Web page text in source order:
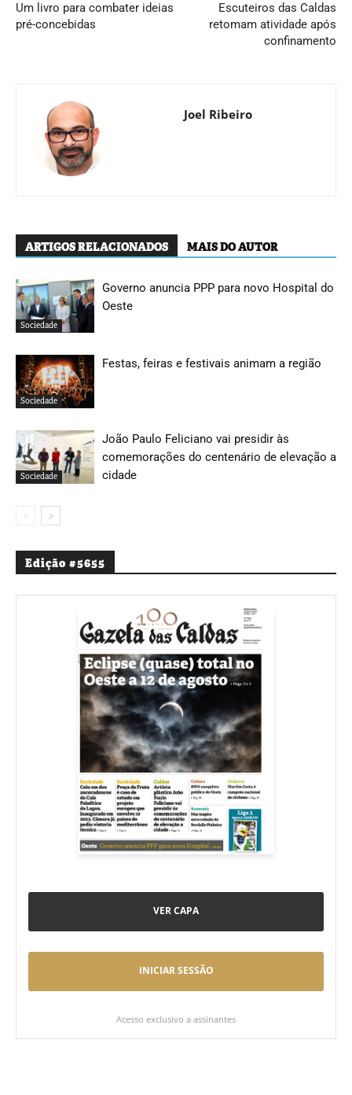
Um livro para combater ideias
pré-concebidas
Escuteiros das Caldas
retomam atividade após
confinamento
Joel Ribeiro
ARTIGOS RELACIONADOS MAIS DO AUTOR
Sociedade
Governo anuncia PPP para novo Hospital do
Oeste
Sociedade
Festas, feiras e festivais animam a região
Sociedade
João Paulo Feliciano vai presidir às
comemorações do centenário de elevação a
cidade
Edição #5655
VER CAPA
INICIAR SESSÃO
Acesso exclusivo a assinantes